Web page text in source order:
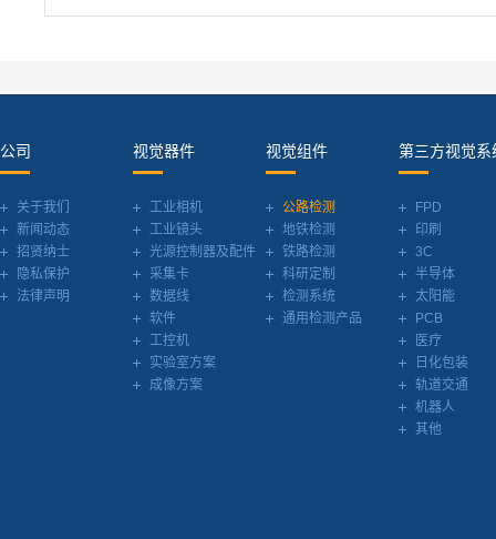
公司
关于我们
新闻动态
招贤纳士
隐私保护
法律声明
视觉器件
工业相机
工业镜头
光源控制器及配件
采集卡
数据线
软件
工控机
实验室方案
成像方案
视觉组件
公路检测
地铁检测
铁路检测
科研定制
检测系统
通用检测产品
第三方视觉系
FPD
印刷
3C
半导体
太阳能
PCB
医疗
日化包装
轨道交通
机器人
其他